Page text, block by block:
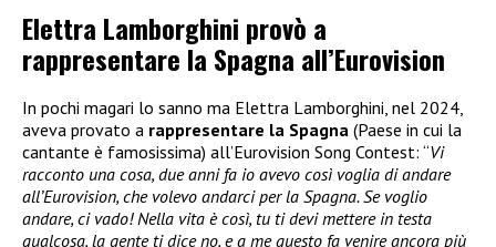
Elettra Lamborghini provò a
rappresentare la Spagna all’Eurovision
In pochi magari lo sanno ma Elettra Lamborghini, nel 2024,
aveva provato a rappresentare la Spagna (Paese in cui la
cantante è famosissima) all’Eurovision Song Contest: “Vi
racconto una cosa, due anni fa io avevo così voglia di andare
all’Eurovision, che volevo andarci per la Spagna. Se voglio
andare, ci vado! Nella vita è così, tu ti devi mettere in testa
qualcosa, la gente ti dice no, e a me questo fa venire ancora più